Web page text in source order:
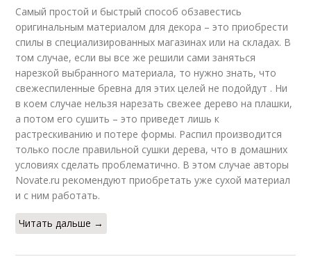
Самый простой и быстрый способ обзавестись
оригинальным материалом для декора – это приобрести
спилы в специализированных магазинах или на складах. В
том случае, если вы все же решили сами заняться
нарезкой выбранного материала, то нужно знать, что
свежеспиленные бревна для этих целей не подойдут . Ни
в коем случае нельзя нарезать свежее дерево на плашки,
а потом его сушить – это приведет лишь к
растрескиванию и потере формы. Распил производится
только после правильной сушки дерева, что в домашних
условиях сделать проблематично. В этом случае авторы
Novate.ru рекомендуют приобретать уже сухой материал
и с ним работать.
Читать дальше →